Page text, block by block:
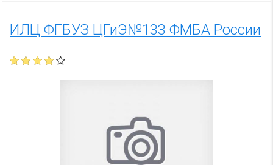
ИЛЦ ФГБУЗ ЦГиЭ№133 ФМБА России